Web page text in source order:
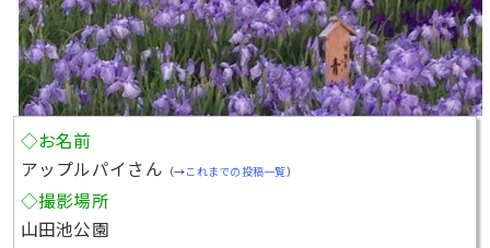
◇お名前
アップルパイさん （→これまでの投稿一覧）
◇撮影場所
山田池公園